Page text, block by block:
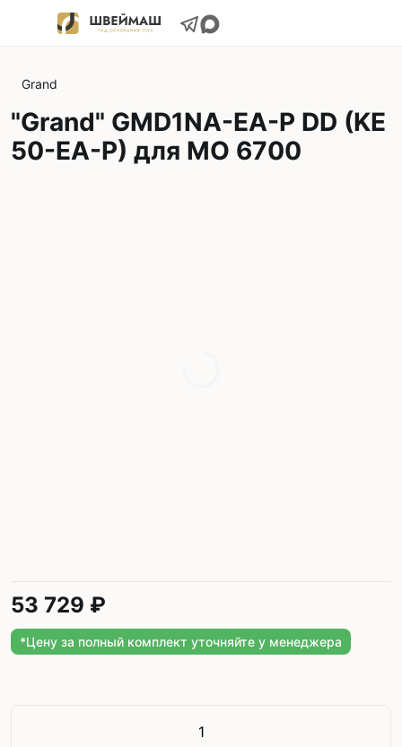
Grand
"Grand" GMD1NA-EA-P DD (KE
50-EA-P) для МО 6700
53 729 ₽
*Цену за полный комплект уточняйте у менеджера